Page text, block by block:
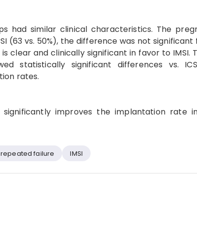
had similar clinical characteristics. The
(63 vs. 50%), the difference was not
clear and clinically significant in favor to IMSI.
statistically significant differences vs.
rates.
significantly improves the implantation rate
repeated failure IMSI